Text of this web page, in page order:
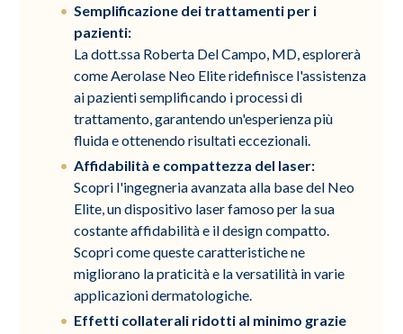
Semplificazione dei trattamenti per i
pazienti:
La dott.ssa Roberta Del Campo, MD, esplorerà
come Aerolase Neo Elite ridefinisce l'assistenza
ai pazienti semplificando i processi di
trattamento, garantendo un'esperienza più
fluida e ottenendo risultati eccezionali.
Affidabilità e compattezza del laser:
Scopri l'ingegneria avanzata alla base del Neo
Elite, un dispositivo laser famoso per la sua
costante affidabilità e il design compatto.
Scopri come queste caratteristiche ne
migliorano la praticità e la versatilità in varie
applicazioni dermatologiche.
Effetti collaterali ridotti al minimo grazie